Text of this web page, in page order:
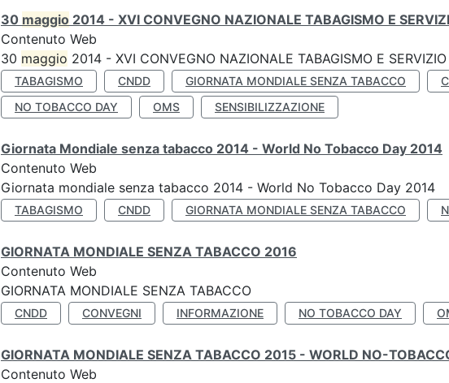
30 maggio 2014 - XVI CONVEGNO NAZIONALE TABAGISMO E
Contenuto Web
30 maggio 2014 - XVI CONVEGNO NAZIONALE TABAGISMO E
TABAGISMO CNDD GIORNATA MONDIALE SENZA TABACCO
NO TOBACCO DAY
OMS SENSIBILIZZAZIONE
Giornata Mondiale senza tabacco 2014 - World No Tobacco Day 2014
Contenuto Web
Giornata mondiale senza tabacco 2014 - World No Tobacco Day 2014
TABAGISMO CNDD GIORNATA MONDIALE SENZA TABACCO
GIORNATA MONDIALE SENZA TABACCO 2016
Contenuto Web
GIORNATA MONDIALE SENZA TABACCO
CNDD CONVEGNI INFORMAZIONE NO TOBACCO DAY
GIORNATA MONDIALE SENZA TABACCO 2015 - WORLD NO-
Contenuto Web